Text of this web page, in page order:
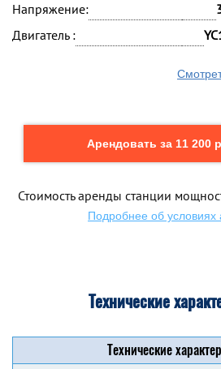
Напряжение:
Двигатель :
Арендовать за 11 200
Стоимость аренды станции
Подробнее об условиях
Технические
Технические